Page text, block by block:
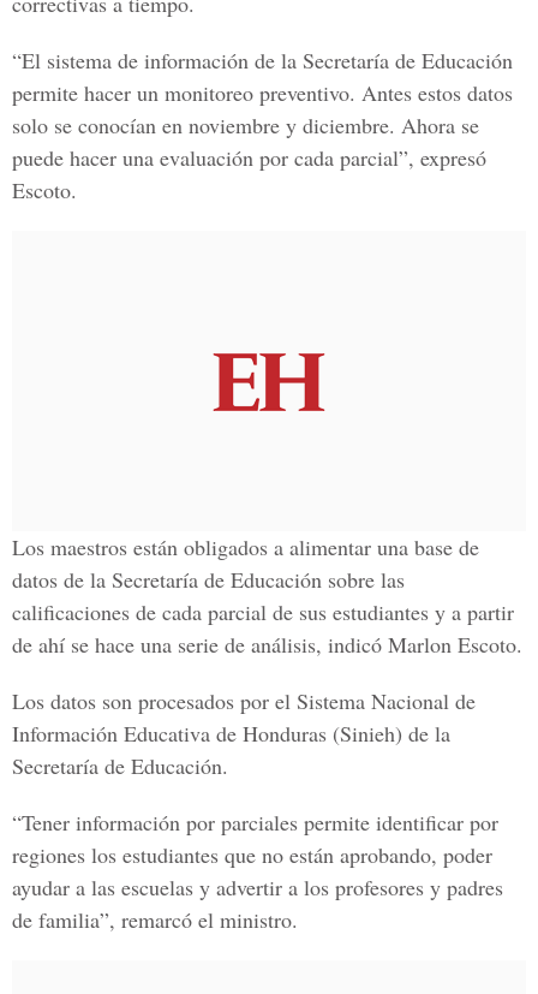
“El sistema de información de la Secretaría de Educación
permite hacer un monitoreo preventivo. Antes estos datos
solo se conocían en noviembre y diciembre. Ahora se
puede hacer una evaluación por cada parcial”, expresó
Escoto.
Los maestros están obligados a alimentar una base de
datos de la Secretaría de Educación sobre las
calificaciones de cada parcial de sus estudiantes y a partir
de ahí se hace una serie de análisis, indicó Marlon Escoto.
Los datos son procesados por el Sistema Nacional de
Información Educativa de Honduras (Sinieh) de la
Secretaría de Educación.
“Tener información por parciales permite identificar por
regiones los estudiantes que no están aprobando, poder
ayudar a las escuelas y advertir a los profesores y padres
de familia”, remarcó el ministro.